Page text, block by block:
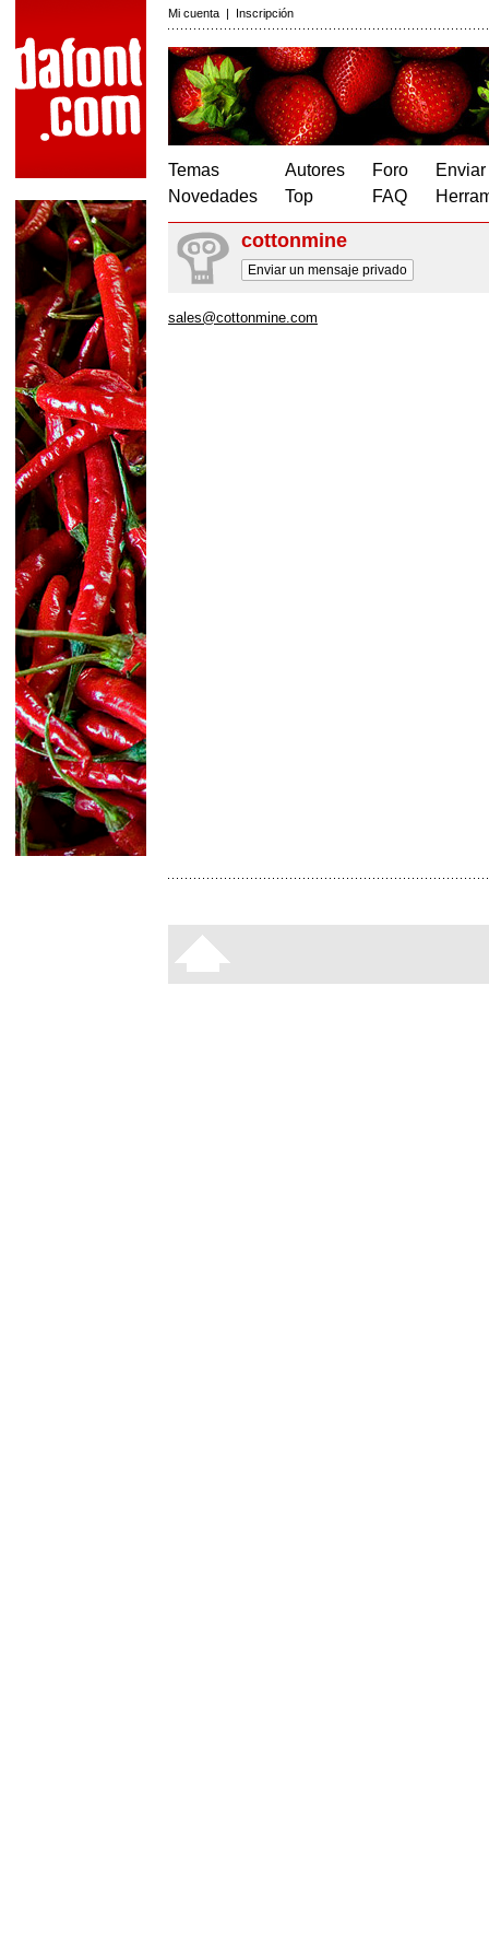
Mi cuenta | Inscripción
Temas
Novedades
Autores
Top
Foro
FAQ
cottonmine
Enviar un mensaje privado
sales@cottonmine.com